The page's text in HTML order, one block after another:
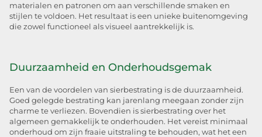
materialen en patronen om aan verschillende smaken en
stijlen te voldoen. Het resultaat is een unieke buitenomgeving
die zowel functioneel als visueel aantrekkelijk is.
Duurzaamheid en Onderhoudsgemak
Een van de voordelen van sierbestrating is de duurzaamheid.
Goed gelegde bestrating kan jarenlang meegaan zonder zijn
charme te verliezen. Bovendien is sierbestrating over het
algemeen gemakkelijk te onderhouden. Het vereist minimaal
onderhoud om zijn fraaie uitstraling te behouden, wat het een